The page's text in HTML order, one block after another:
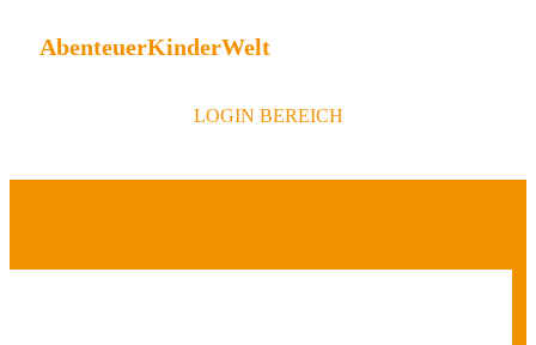
AbenteuerKinderWelt
LOGIN BEREICH